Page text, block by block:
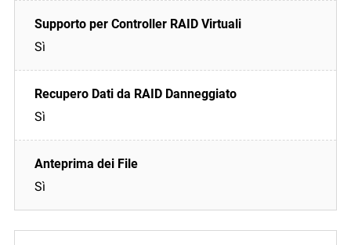
Sì
Sì
Sì